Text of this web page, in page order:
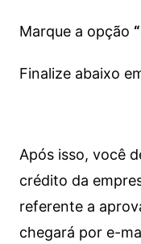
Marque a opção
Finalize abaixo
Após isso, você
crédito da
referente a
chegará por e-